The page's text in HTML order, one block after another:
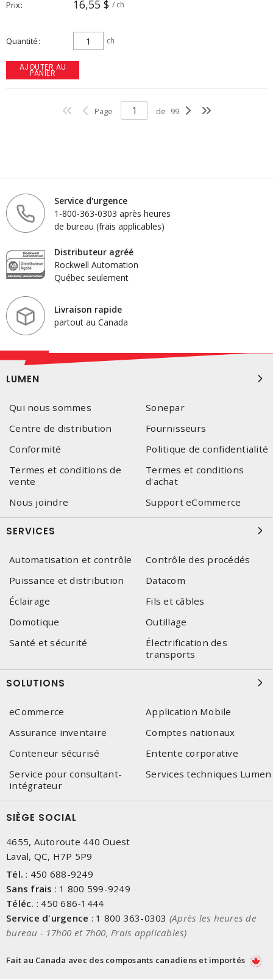
Prix 16,55 $ / ch
Quantité ch
AJOUTER AU
PANIER
Page de 99
Service d'urgence
1-800-363-0303 après heures
de bureau (frais applicables)
Distributeur agréé
Rockwell Automation
Québec seulement
Livraison rapide
partout au Canada
LUMEN
Qui nous sommes
Sonepar
Centre de distribution
Fournisseurs
Conformité
Politique de confidentialité
Termes et conditions de
vente
Termes et conditions
d'achat
Nous joindre
Support eCommerce
SERVICES
Automatisation et contrôle
Contrôle des procédés
Puissance et distribution
Datacom
Éclairage
Fils et câbles
Domotique
Outillage
Santé et sécurité
Électrification des
transports
SOLUTIONS
eCommerce
Application Mobile
Assurance inventaire
Comptes nationaux
Conteneur sécurisé
Entente corporative
Service pour consultant-
intégrateur
Services techniques Lumen
SIÈGE SOCIAL
4655, Autoroute 440 Ouest
Laval, QC, H7P 5P9
Tél. : 450 688-9249
Sans frais : 1 800 599-9249
Téléc. : 450 686-1444
Service d'urgence : 1 800 363-0303 (Après les heures de
bureau - 17h00 et 7h00, Frais applicables)
Fait au Canada avec des composants canadiens et importés